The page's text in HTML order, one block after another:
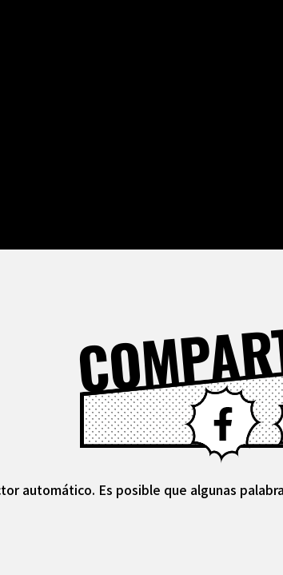
automático. Es posible que algunas